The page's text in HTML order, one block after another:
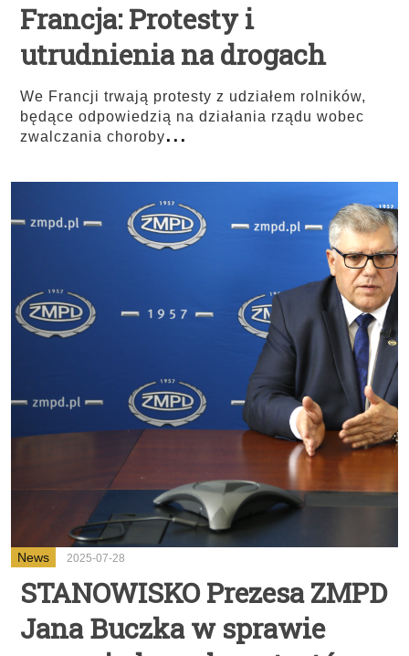
Francja: Protesty i
utrudnienia na drogach
We Francji trwają protesty z udziałem rolników,
będące odpowiedzią na działania rządu wobec
zwalczania choroby...
News 2025-07-28
STANOWISKO Prezesa ZMPD
Jana Buczka w sprawie